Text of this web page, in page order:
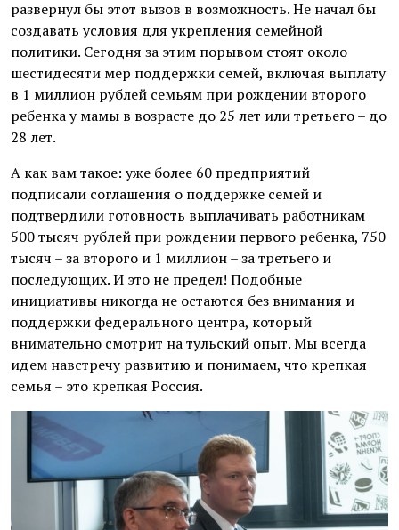
развернул бы этот вызов в возможность. Не начал бы
создавать условия для укрепления семейной
политики. Сегодня за этим порывом стоят около
шестидесяти мер поддержки семей, включая выплату
в 1 миллион рублей семьям при рождении второго
ребенка у мамы в возрасте до 25 лет или третьего – до
28 лет.
А как вам такое: уже более 60 предприятий
подписали соглашения о поддержке семей и
подтвердили готовность выплачивать работникам
500 тысяч рублей при рождении первого ребенка, 750
тысяч – за второго и 1 миллион – за третьего и
последующих. И это не предел! Подобные
инициативы никогда не остаются без внимания и
поддержки федерального центра, который
внимательно смотрит на тульский опыт. Мы всегда
идем навстречу развитию и понимаем, что крепкая
семья – это крепкая Россия.